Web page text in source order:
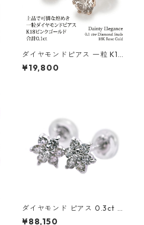
ダイヤモンドピアス 一粒 K18
ピンクゴールド 合計0.1ct ス
タッドピアス おしゃれ シンプ
¥19,800
ダイヤモンド ピアス 0.3ct K1
8 ホワイトゴールド 0.3カラッ
¥88,150